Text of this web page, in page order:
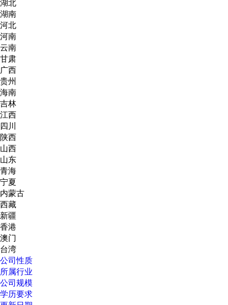
湖北
湖南
河北
河南
云南
甘肃
广西
贵州
海南
吉林
江西
四川
陕西
山西
山东
青海
宁夏
内蒙古
西藏
新疆
香港
澳门
台湾
公司性质
所属行业
公司规模
学历要求